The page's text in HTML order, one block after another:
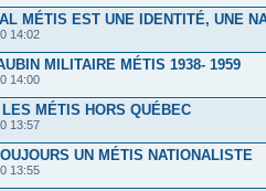
MÉTIS EST UNE IDENTITÉ, UNE
14:02
MILITAIRE MÉTIS 1938- 1959
14:00
MÉTIS HORS QUÉBEC
13:57
UN MÉTIS NATIONALISTE
13:55